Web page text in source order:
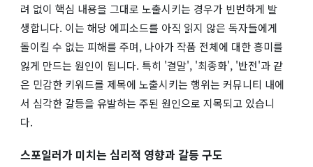
려 없이 핵심 내용을 그대로 노출시키는 경우가 빈번하게 발
생합니다. 이는 해당 에피소드를 아직 읽지 않은 독자들에게
돌이킬 수 없는 피해를 주며, 나아가 작품 전체에 대한 흥미를
잃게 만드는 원인이 됩니다. 특히 '결말', '최종화', '반전'과 같
은 민감한 키워드를 제목에 노출시키는 행위는 커뮤니티 내에
서 심각한 갈등을 유발하는 주된 원인으로 지목되고 있습니
다.
스포일러가 미치는 심리적 영향과 갈등 구도